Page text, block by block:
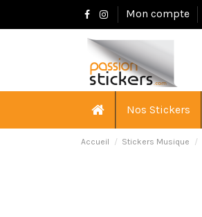
Mon compte
Nos Stickers
Accueil Stickers Musique